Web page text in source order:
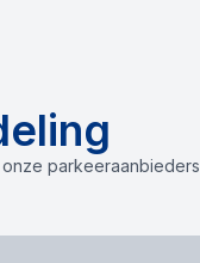
parkeeraanbieders